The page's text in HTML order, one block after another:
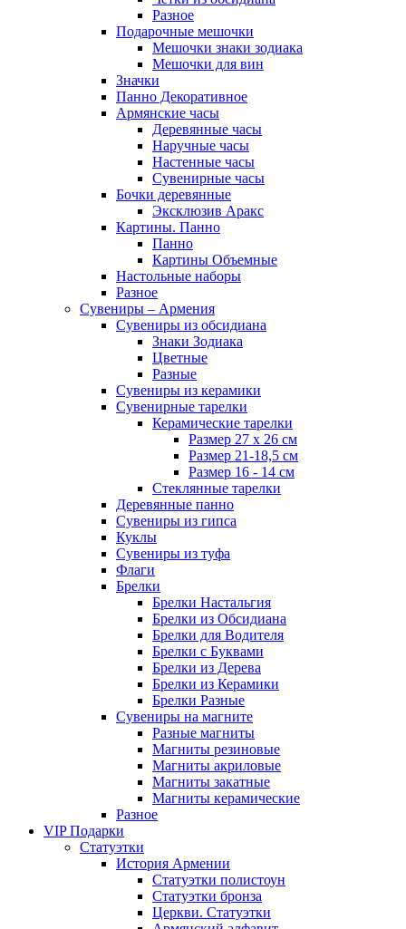
Разное
Подарочные мешочки
Мешочки знаки зодиака
Мешочки для вин
Значки
Панно Декоративное
Армянские часы
Деревянные часы
Наручные часы
Настенные часы
Сувенирные часы
Бочки деревянные
Эксклюзив Аракс
Картины. Панно
Панно
Картины Объемные
Настольные наборы
Разное
Сувениры – Армения
Сувениры из обсидиана
Знаки Зодиака
Цветные
Разные
Сувениры из керамики
Сувенирные тарелки
Керамические тарелки
Размер 27 х 26 см
Размер 21-18,5 см
Размер 16 - 14 см
Стеклянные тарелки
Деревянные панно
Сувениры из гипса
Куклы
Сувениры из туфа
Флаги
Брелки
Брелки Настальгия
Брелки из Обсидиана
Брелки для Водителя
Брелки с Буквами
Брелки из Дерева
Брелки из Керамики
Брелки Разные
Сувениры на магните
Разные магниты
Магниты резиновые
Магниты акриловые
Магниты закатные
Магниты керамические
Разное
VIP Подарки
Статуэтки
История Армении
Статуэтки полистоун
Статуэтки бронза
Церкви. Статуэтки